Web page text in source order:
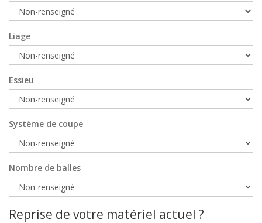
Liage
Essieu
Système de coupe
Nombre de balles
Reprise de votre matériel actuel ?